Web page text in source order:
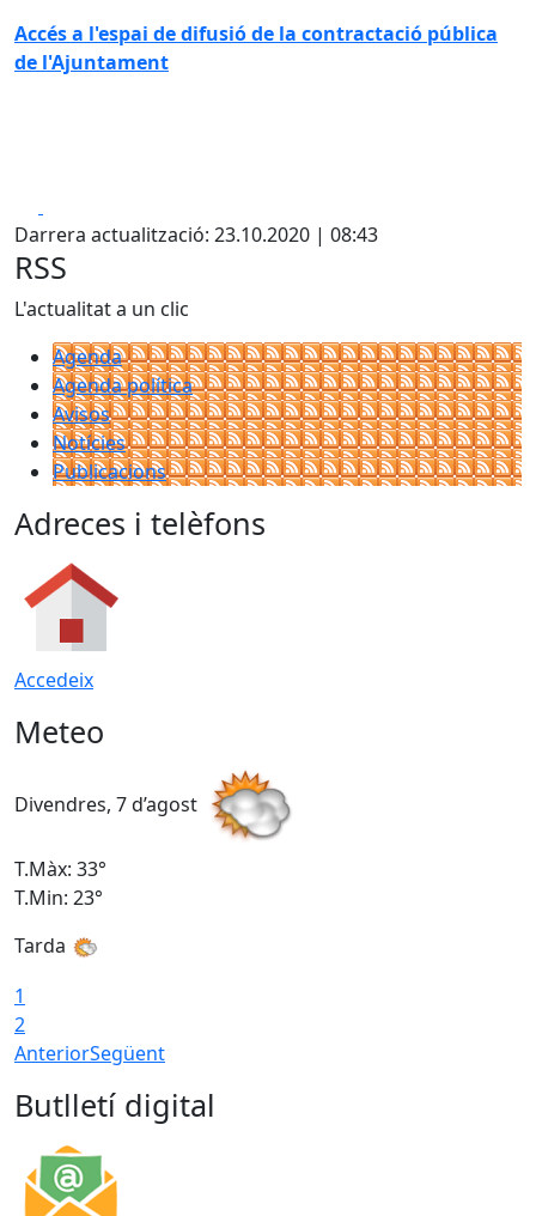
Accés a l'espai de difusió de la contractació pública
de l'Ajuntament
Darrera actualització: 23.10.2020 | 08:43
RSS
L'actualitat a un clic
Agenda
Agenda política
Avisos
Notícies
Publicacions
Adreces i telèfons
Accedeix
Meteo
Divendres, 7 d’agost
T.Màx: 33°
T.Min: 23°
Tarda
1
2
AnteriorSegüent
Butlletí digital